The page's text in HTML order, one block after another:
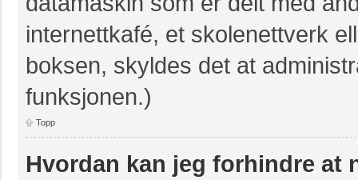
internettkafé, et skolenettverk
boksen, skyldes det at
funksjonen.)
Topp
Hvordan kan jeg forhindre